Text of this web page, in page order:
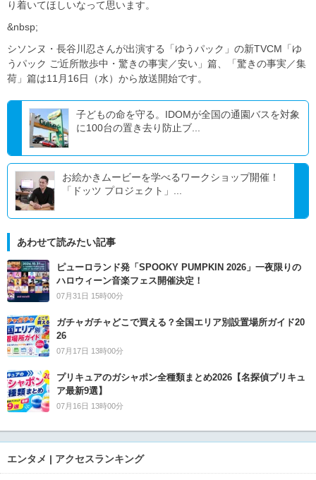
り着いてほしいなって思います。
&nbsp;
シソンヌ・長谷川忍さんが出演する「ゆうパック」の新TVCM「ゆ
うパック ご近所散歩中・驚きの事実／安い」篇、「驚きの事実／集
荷」篇は11月16日（水）から放送開始です。
子どもの命を守る。IDOMが全国の通園バスを対象
に100台の置き去り防止ブ...
お絵かきムービーを学べるワークショップ開催！
「ドッツ プロジェクト」...
あわせて読みたい記事
ピューロランド発「SPOOKY PUMPKIN 2026」一夜限りの
ハロウィーン音楽フェス開催決定！
07月31日 15時00分
ガチャガチャどこで買える？全国エリア別設置場所ガイド20
26
07月17日 13時00分
プリキュアのガシャポン全種類まとめ2026【名探偵プリキュ
ア最新9選】
07月16日 13時00分
エンタメ | アクセスランキング